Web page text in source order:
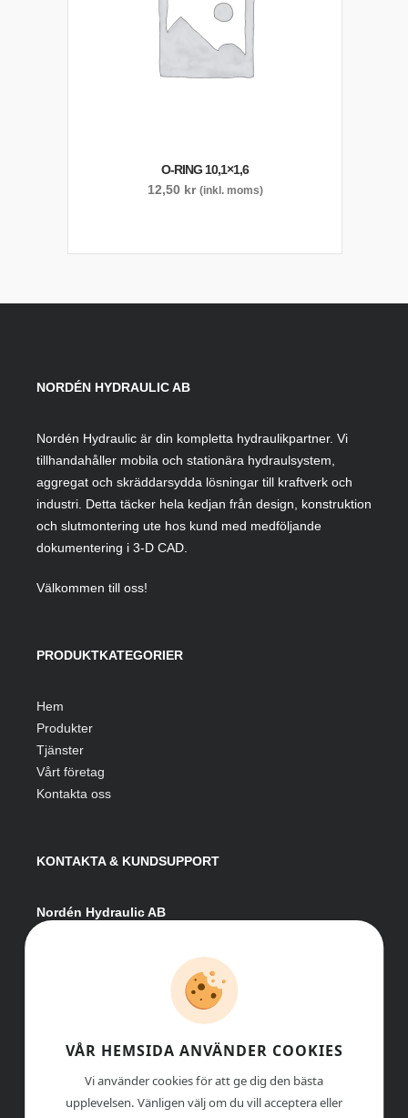
O-RING 10,1×1,6
12,50 kr (inkl. moms)
NORDÉN HYDRAULIC AB
Nordén Hydraulic är din kompletta hydraulikpartner. Vi
tillhandahåller mobila och stationära hydraulsystem,
aggregat och skräddarsydda lösningar till kraftverk och
industri. Detta täcker hela kedjan från design, konstruktion
och slutmontering ute hos kund med medföljande
dokumentering i 3-D CAD.
Välkommen till oss!
PRODUKTKATEGORIER
Hem
Produkter
Tjänster
Vårt företag
Kontakta oss
KONTAKTA & KUNDSUPPORT
Nordén Hydraulic AB
info@nordenhydraulic.se
Org-nr: 556531-8424
VÅR HEMSIDA ANVÄNDER COOKIES
Vi använder cookies för att ge dig den bästa
upplevelsen. Vänligen välj om du vill acceptera eller